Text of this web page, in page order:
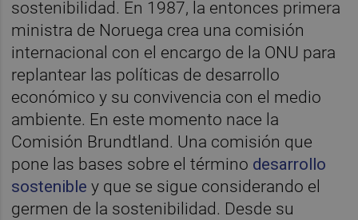
sostenibilidad. En 1987, la entonces primera
ministra de Noruega crea una comisión
internacional con el encargo de la ONU para
replantear las políticas de desarrollo
económico y su convivencia con el medio
ambiente. En este momento nace la
Comisión Brundtland. Una comisión que
pone las bases sobre el término desarrollo
sostenible y que se sigue considerando el
germen de la sostenibilidad. Desde su